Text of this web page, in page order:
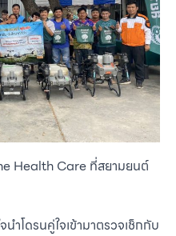
Health Care ที่สยามยนต์
โดรนคู่ใจเข้ามาตรวจเช็กกับ